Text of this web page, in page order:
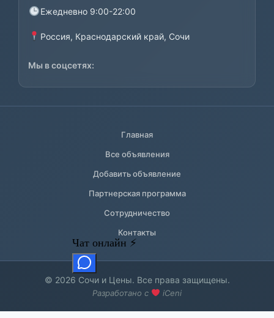
Ежедневно 9:00-22:00
Россия, Краснодарский край, Сочи
Мы в соцсетях:
Главная
Все объявления
Добавить объявление
Партнерская программа
Сотрудничество
Контакты
© 2026 Сочи и Цены. Все права защищены.
Разработано с iCeni